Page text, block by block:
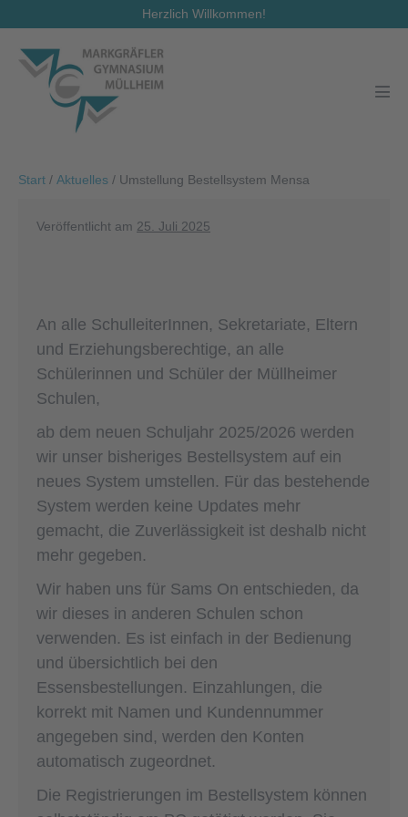
Inhalt
springen
Herzlich Willkommen!
Start / Aktuelles / Umstellung Bestellsystem Mensa
Veröffentlicht am 25. Juli 2025
An alle SchulleiterInnen, Sekretariate, Eltern
und Erziehungsberechtige, an alle
Schülerinnen und Schüler der Müllheimer
Schulen,
ab dem neuen Schuljahr 2025/2026 werden
wir unser bisheriges Bestellsystem auf ein
neues System umstellen. Für das bestehende
System werden keine Updates mehr
gemacht, die Zuverlässigkeit ist deshalb nicht
mehr gegeben.
Wir haben uns für Sams On entschieden, da
wir dieses in anderen Schulen schon
verwenden. Es ist einfach in der Bedienung
und übersichtlich bei den
Essensbestellungen. Einzahlungen, die
korrekt mit Namen und Kundennummer
angegeben sind, werden den Konten
automatisch zugeordnet.
Die Registrierungen im Bestellsystem können